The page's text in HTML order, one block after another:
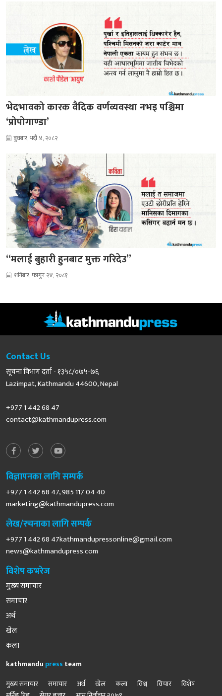
भेदभावको कारक वैदिक वर्णव्यवस्था नभइ पश्चिमा
‘प्रोपोगाण्डा’
बुधबार, भदौ ४, २०८२
“मलाई बुहारी हुनबाट मुक्त गरिदेउ”
शनिबार, फागुन २४, २०८१
Contact Us
सूचना विभाग दर्ता - १३५८/०७५-७६
Lazimpat, Kathmandu 44600, Nepal
+977 1 442 68 47
contact@kathmandupress.com
विज्ञापनका लागि सम्पर्क
+977 1 442 68 47, 985 117 04 40
marketing@kathmandupress.com
लेख/रचनाका लागि सम्पर्क
+977 1 442 68 47kathmandupressonline@gmail.com
news@kathmandupress.com
विशेष कभरेज
मुख्य समाचार
समाचार
अर्थ
खेल
कला
kathmandu press team
मुख्य समाचार
समाचार अर्थ खेल कला विश्व विचार
विशेष